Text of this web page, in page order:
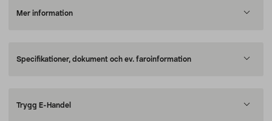
Mer information
Specifikationer, dokument och ev. faroinformation
Trygg E-Handel